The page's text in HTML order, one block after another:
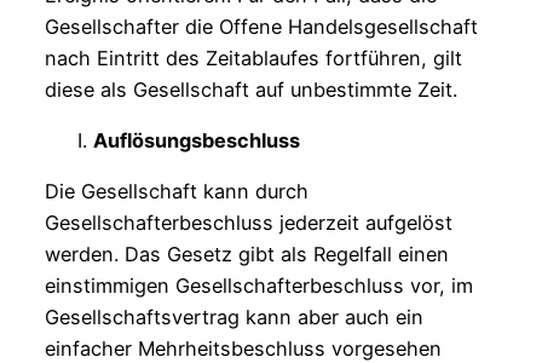
Gesellschafter die Offene Handelsgesellschaft
nach Eintritt des Zeitablaufes fortführen, gilt
diese als Gesellschaft auf unbestimmte Zeit.
Auflösungsbeschluss
Die Gesellschaft kann durch
Gesellschafterbeschluss jederzeit aufgelöst
werden. Das Gesetz gibt als Regelfall einen
einstimmigen Gesellschafterbeschluss vor, im
Gesellschaftsvertrag kann aber auch ein
einfacher Mehrheitsbeschluss vorgesehen